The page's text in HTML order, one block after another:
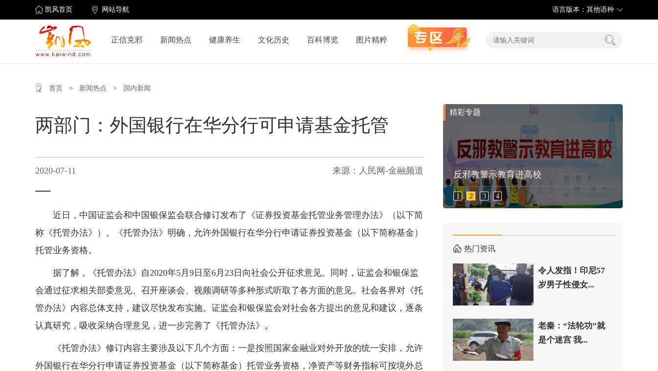
凯风首页 网站导航 语言版本：其他语种
正信克邪 新闻热点 健康养生 文化历史 百科博览 图片精粹
首页 > 新闻热点 > 国内新闻
两部门：外国银行在华分行可申请基金托管
2020-07-11 来源：人民网-金融频道
近日，中国证监会和中国银保监会联合修订发布了《证券投资基金托管业务管理办法》（以下简
称《托管办法》）。《托管办法》明确，允许外国银行在华分行申请证券投资基金（以下简称基金）
托管业务资格。
据了解，《托管办法》自2020年5月9日至6月23日向社会公开征求意见。同时，证监会和银保监
会通过征求相关部委意见、召开座谈会、视频调研等多种形式听取了各方面的意见。社会各界对《托
管办法》内容总体支持，建议尽快发布实施。证监会和银保监会对社会各方提出的意见和建议，逐条
认真研究，吸收采纳合理意见，进一步完善了《托管办法》。
《托管办法》修订内容主要涉及以下几个方面：一是按照国家金融业对外开放的统一安排，允许
外国银行在华分行申请证券投资基金（以下简称基金）托管业务资格，净资产等财务指标可按境外总